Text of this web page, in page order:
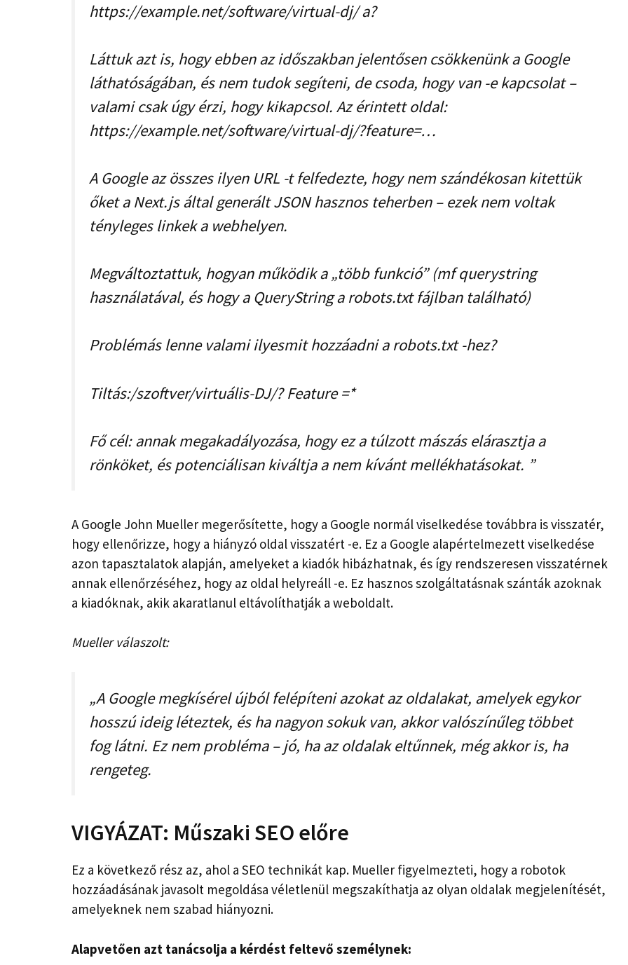
https://example.net/software/virtual-dj/ a?
Láttuk azt is, hogy ebben az időszakban jelentősen csökkenünk a Google
láthatóságában, és nem tudok segíteni, de csoda, hogy van -e kapcsolat –
valami csak úgy érzi, hogy kikapcsol. Az érintett oldal:
https://example.net/software/virtual-dj/?feature=…
A Google az összes ilyen URL -t felfedezte, hogy nem szándékosan kitettük
őket a Next.js által generált JSON hasznos teherben – ezek nem voltak
tényleges linkek a webhelyen.
Megváltoztattuk, hogyan működik a „több funkció” (mf querystring
használatával, és hogy a QueryString a robots.txt fájlban található)
Problémás lenne valami ilyesmit hozzáadni a robots.txt -hez?
Tiltás:/szoftver/virtuális-DJ/? Feature =*
Fő cél: annak megakadályozása, hogy ez a túlzott mászás elárasztja a
rönköket, és potenciálisan kiváltja a nem kívánt mellékhatásokat. ”
A Google John Mueller megerősítette, hogy a Google normál viselkedése továbbra is visszatér,
hogy ellenőrizze, hogy a hiányzó oldal visszatért -e. Ez a Google alapértelmezett viselkedése
azon tapasztalatok alapján, amelyeket a kiadók hibázhatnak, és így rendszeresen visszatérnek
annak ellenőrzéséhez, hogy az oldal helyreáll -e. Ez hasznos szolgáltatásnak szánták azoknak
a kiadóknak, akik akaratlanul eltávolíthatják a weboldalt.
Mueller válaszolt:
„A Google megkísérel újból felépíteni azokat az oldalakat, amelyek egykor
hosszú ideig léteztek, és ha nagyon sokuk van, akkor valószínűleg többet
fog látni. Ez nem probléma – jó, ha az oldalak eltűnnek, még akkor is, ha
rengeteg.
VIGYÁZAT: Műszaki SEO előre
Ez a következő rész az, ahol a SEO technikát kap. Mueller figyelmezteti, hogy a robotok
hozzáadásának javasolt megoldása véletlenül megszakíthatja az olyan oldalak megjelenítését,
amelyeknek nem szabad hiányozni.
Alapvetően azt tanácsolja a kérdést feltevő személynek: